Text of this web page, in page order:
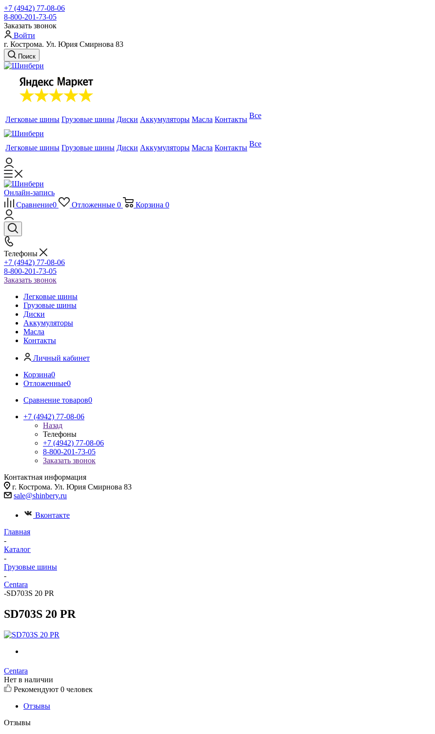
+7 (4942) 77-08-06
8-800-201-73-05
Заказать звонок
Войти
г. Кострома. Ул. Юрия Смирнова 83
Поиск
Легковые шины Грузовые шины Диски Аккумуляторы Масла Контакты Все
Легковые шины Грузовые шины Диски Аккумуляторы Масла Контакты Все
Онлайн-запись
Сравнение0 Отложенные 0 Корзина 0
Телефоны
+7 (4942) 77-08-06
8-800-201-73-05
Заказать звонок
Легковые шины
Грузовые шины
Диски
Аккумуляторы
Масла
Контакты
Личный кабинет
Корзина0
Отложенные0
Сравнение товаров0
+7 (4942) 77-08-06
Назад
Телефоны
+7 (4942) 77-08-06
8-800-201-73-05
Заказать звонок
Контактная информация
г. Кострома. Ул. Юрия Смирнова 83
sale@shinbery.ru
Вконтакте
Главная
-
Каталог
-
Грузовые шины
-
Centara
-SD703S 20 PR
SD703S 20 PR
Centara
Нет в наличии
Рекомендуют 0 человек
Отзывы
Отзывы